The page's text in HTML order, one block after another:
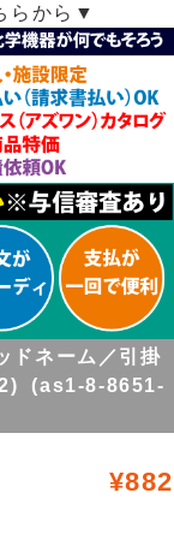
らから▼
ネーム／引掛
(as1-8-8651-
¥882